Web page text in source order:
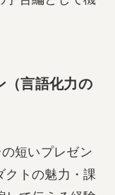
（言語化力の
短いプレゼン
クトの魅力・課